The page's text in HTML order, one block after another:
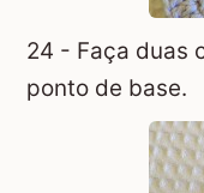
24 - Faça duas
ponto de base.